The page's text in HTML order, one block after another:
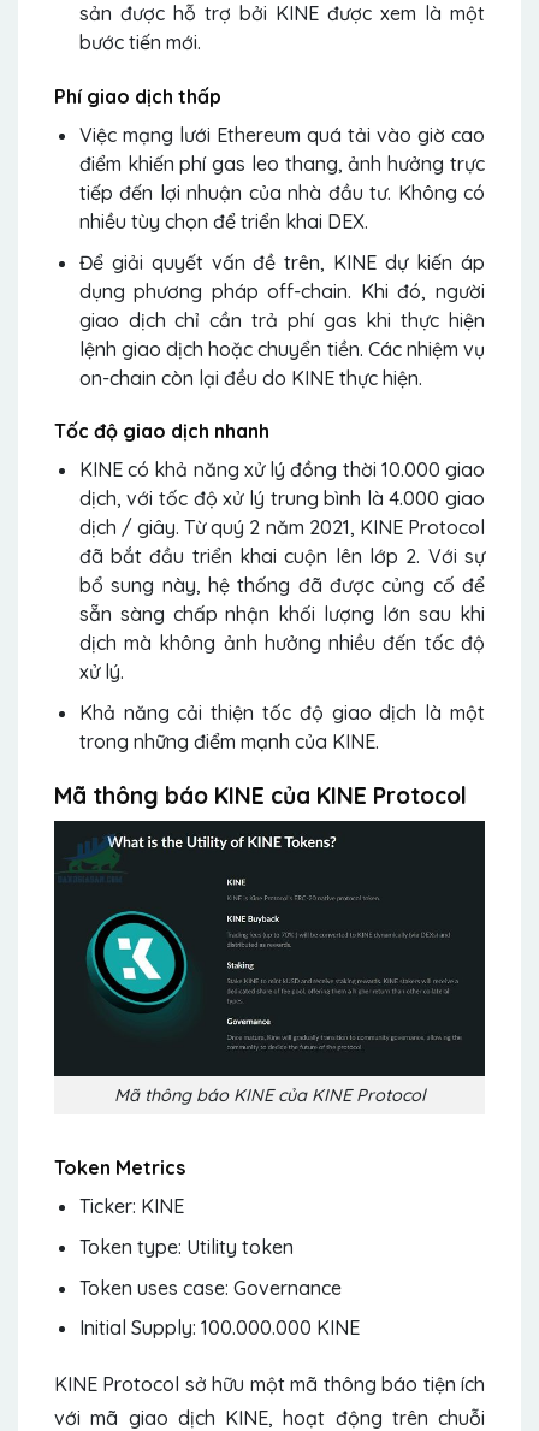
sản được hỗ trợ bởi KINE được xem là một
bước tiến mới.
Phí giao dịch thấp
Việc mạng lưới Ethereum quá tải vào giờ cao
điểm khiến phí gas leo thang, ảnh hưởng trực
tiếp đến lợi nhuận của nhà đầu tư. Không có
nhiều tùy chọn để triển khai DEX.
Để giải quyết vấn đề trên, KINE dự kiến ​​áp
dụng phương pháp off-chain. Khi đó, người
giao dịch chỉ cần trả phí gas khi thực hiện
lệnh giao dịch hoặc chuyển tiền. Các nhiệm vụ
on-chain còn lại đều do KINE thực hiện.
Tốc độ giao dịch nhanh
KINE có khả năng xử lý đồng thời 10.000 giao
dịch, với tốc độ xử lý trung bình là 4.000 giao
dịch / giây. Từ quý 2 năm 2021, KINE Protocol
đã bắt đầu triển khai cuộn lên lớp 2. Với sự
bổ sung này, hệ thống đã được củng cố để
sẵn sàng chấp nhận khối lượng lớn sau khi
dịch mà không ảnh hưởng nhiều đến tốc độ
xử lý.
Khả năng cải thiện tốc độ giao dịch là một
trong những điểm mạnh của KINE.
Mã thông báo KINE của KINE Protocol
Mã thông báo KINE của KINE Protocol
Token Metrics
Ticker: KINE
Token type: Utility token
Token uses case: Governance
Initial Supply: 100.000.000 KINE
KINE Protocol sở hữu một mã thông báo tiện ích
với mã giao dịch KINE, hoạt động trên chuỗi